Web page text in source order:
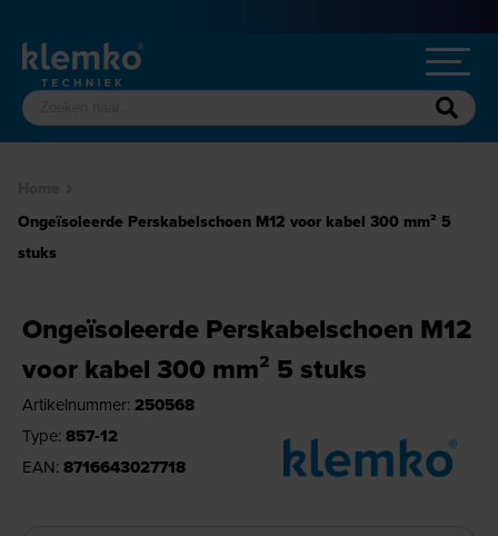
Ongeïsoleerde Perskabelschoen M12 voor kabel 300 mm² 5
stuks
Ongeïsoleerde Perskabelschoen M12
voor kabel 300 mm² 5 stuks
Artikelnummer: 250568
Type: 857-12
EAN: 8716643027718